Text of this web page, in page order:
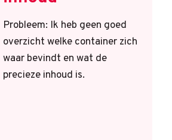
Probleem: Ik heb geen goed
overzicht welke container zich
waar bevindt en wat de
precieze inhoud is.